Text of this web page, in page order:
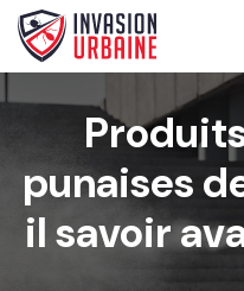
punaises
il savoir